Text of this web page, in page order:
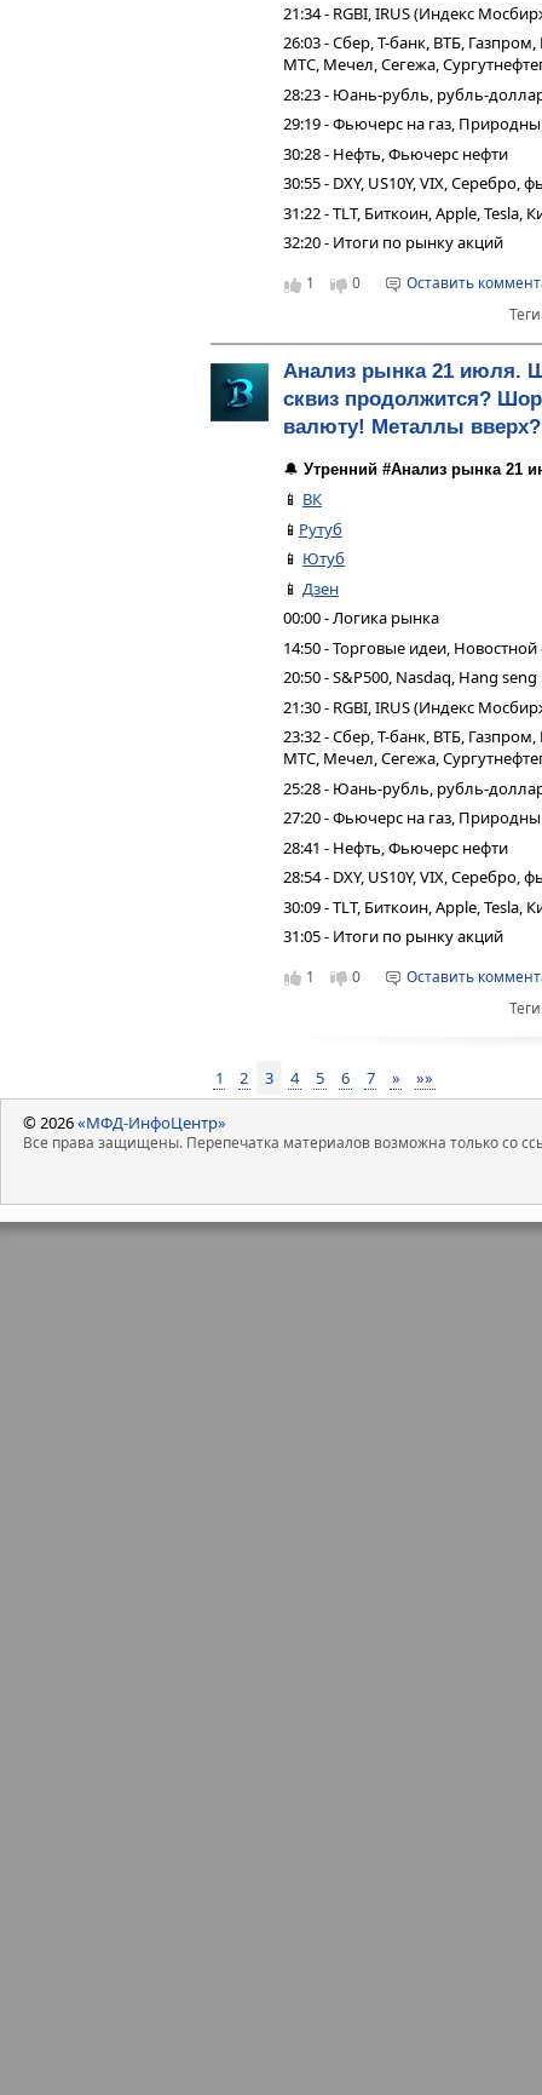
21:34 - RGBI, IRUS (Индекс
26:03 - Сбер, Т-банк, ВТБ,
МТС, Мечел, Сегежа,
28:23 - Юань-рубль, рубль-
29:19 - Фьючерс на газ,
30:28 - Нефть, Фьючерс нефти
30:55 - DXY, US10Y, VIX,
31:22 - TLT, Биткоин, Apple, Tesla,
32:20 - Итоги по рынку акций
1 0
Оставить
Анализ рынка 21 июля.
сквиз продолжится?
валюту! Металлы вверх?
🔔 Утренний #Анализ рынка 21
📱 ВК
📱 Рутуб
📱 Ютуб
📱 Дзен
00:00 - Логика рынка
14:50 - Торговые идеи,
20:50 - S&P500, Nasdaq, Hang seng
21:30 - RGBI, IRUS (Индекс
23:32 - Сбер, Т-банк, ВТБ,
МТС, Мечел, Сегежа,
25:28 - Юань-рубль, рубль-
27:20 - Фьючерс на газ,
28:41 - Нефть, Фьючерс нефти
28:54 - DXY, US10Y, VIX,
30:09 - TLT, Биткоин, Apple, Tesla,
31:05 - Итоги по рынку акций
1 0
Оставить
1 2 3 4 5 6 7 » »»
© 2026«МФД-ИнфоЦентр»
Все права защищены. Перепечатка материалов возможна только со